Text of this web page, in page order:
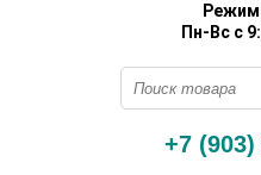
Пн-Вс с
+7 (903)